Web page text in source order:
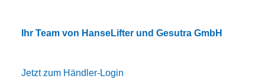
Ihr Team von HanseLifter und Gesutra GmbH
Jetzt zum Händler-Login